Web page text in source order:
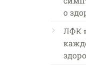
о
ЛФК